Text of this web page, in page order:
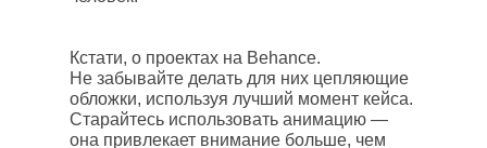
Кстати, о проектах на Behance.
Не забывайте делать для них цепляющие
обложки, используя лучший момент кейса.
Старайтесь использовать анимацию —
она привлекает внимание больше, чем